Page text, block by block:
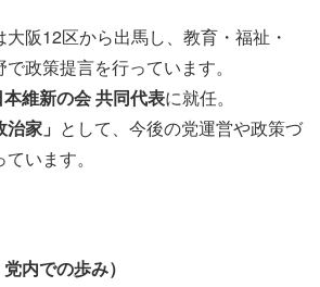
阪12区から出馬し、教育・福祉・
政策提言を行っています。
本維新の会 共同代表に就任。
家」 として、今後の党運営や政策づ
います。
内での歩み）